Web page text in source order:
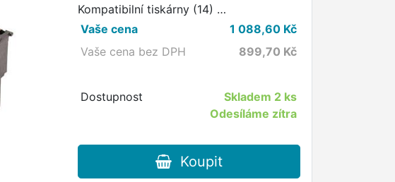
Kompatibilní tiskárny (14) …
Vaše cena
1 088,60Kč
Vaše cena bez DPH
899,70 Kč
Dostupnost Skladem 2 ks
Odesíláme zítra
Koupit